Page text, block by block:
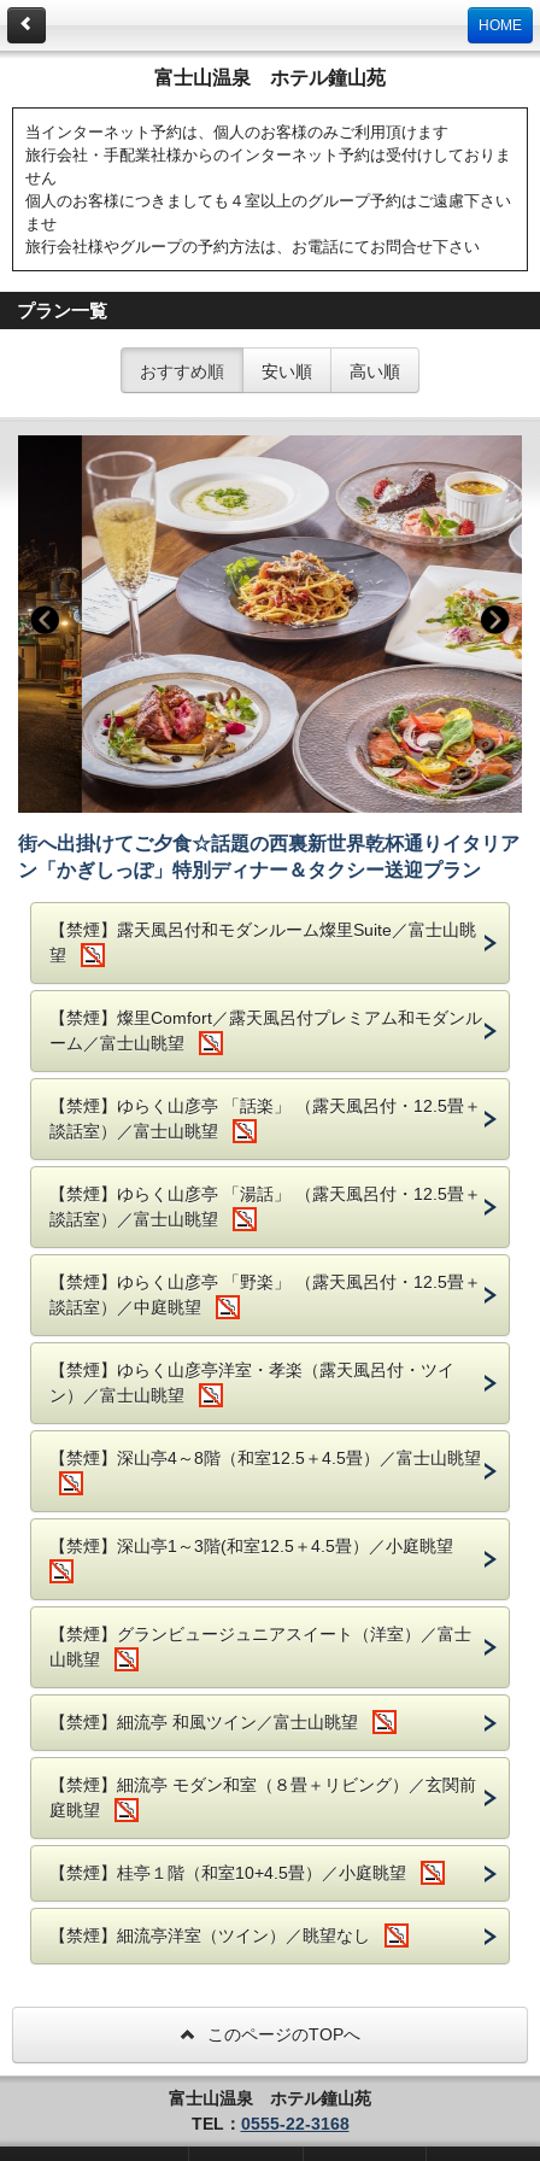
HOME
富士山温泉 ホテル鐘山苑
当インターネット予約は、個人のお客様のみご利用頂けます
旅行会社・手配業社様からのインターネット予約は受付けしておりま
せん
個人のお客様につきましても４室以上のグループ予約はご遠慮下さい
ませ
旅行会社様やグループの予約方法は、お電話にてお問合せ下さい
プラン一覧
おすすめ順 安い順 高い順
街へ出掛けてご夕食☆話題の西裏新世界乾杯通りイタリア
ン「かぎしっぽ」特別ディナー＆タクシー送迎プラン
【禁煙】露天風呂付和モダンルーム燦里Suite／富士山眺
望
【禁煙】燦里Comfort／露天風呂付プレミアム和モダンル
ーム／富士山眺望
【禁煙】ゆらく山彦亭 「話楽」 （露天風呂付・12.5畳＋
談話室）／富士山眺望
【禁煙】ゆらく山彦亭 「湯話」 （露天風呂付・12.5畳＋
談話室）／富士山眺望
【禁煙】ゆらく山彦亭 「野楽」 （露天風呂付・12.5畳＋
談話室）／中庭眺望
【禁煙】ゆらく山彦亭洋室・孝楽（露天風呂付・ツイ
ン）／富士山眺望
【禁煙】深山亭4～8階（和室12.5＋4.5畳）／富士山眺望
【禁煙】深山亭1～3階(和室12.5＋4.5畳）／小庭眺望
【禁煙】グランビュージュニアスイート（洋室）／富士
山眺望
【禁煙】細流亭 和風ツイン／富士山眺望
【禁煙】細流亭 モダン和室（８畳＋リビング）／玄関前
庭眺望
【禁煙】桂亭１階（和室10+4.5畳）／小庭眺望
【禁煙】細流亭洋室（ツイン）／眺望なし
このページのTOPへ
富士山温泉 ホテル鐘山苑
TEL： 0555-22-3168